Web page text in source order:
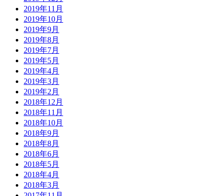
2019年11月
2019年10月
2019年9月
2019年8月
2019年7月
2019年5月
2019年4月
2019年3月
2019年2月
2018年12月
2018年11月
2018年10月
2018年9月
2018年8月
2018年6月
2018年5月
2018年4月
2018年3月